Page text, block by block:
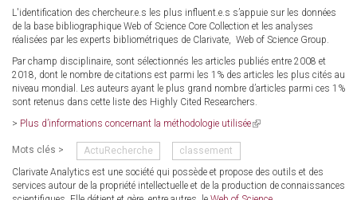
L'identification des chercheur.e.s les plus influent.e.s s’appuie sur les données
de la base bibliographique Web of Science Core Collection et les analyses
réalisées par les experts bibliométriques de Clarivate, Web of Science Group.
Par champ disciplinaire, sont sélectionnés les articles publiés entre 2008 et
2018, dont le nombre de citations est parmi les 1% des articles les plus cités au
niveau mondial. Les auteurs ayant le plus grand nombre d’articles parmi ces 1%
sont retenus dans cette liste des Highly Cited Researchers.
> Plus d’informations concernant la méthodologie utilisée(link
Mots clés > ActuRecherche
classement
Clarivate Analytics est une société qui possède et propose des outils et des
services autour de la propriété intellectuelle et de la production de connaissances